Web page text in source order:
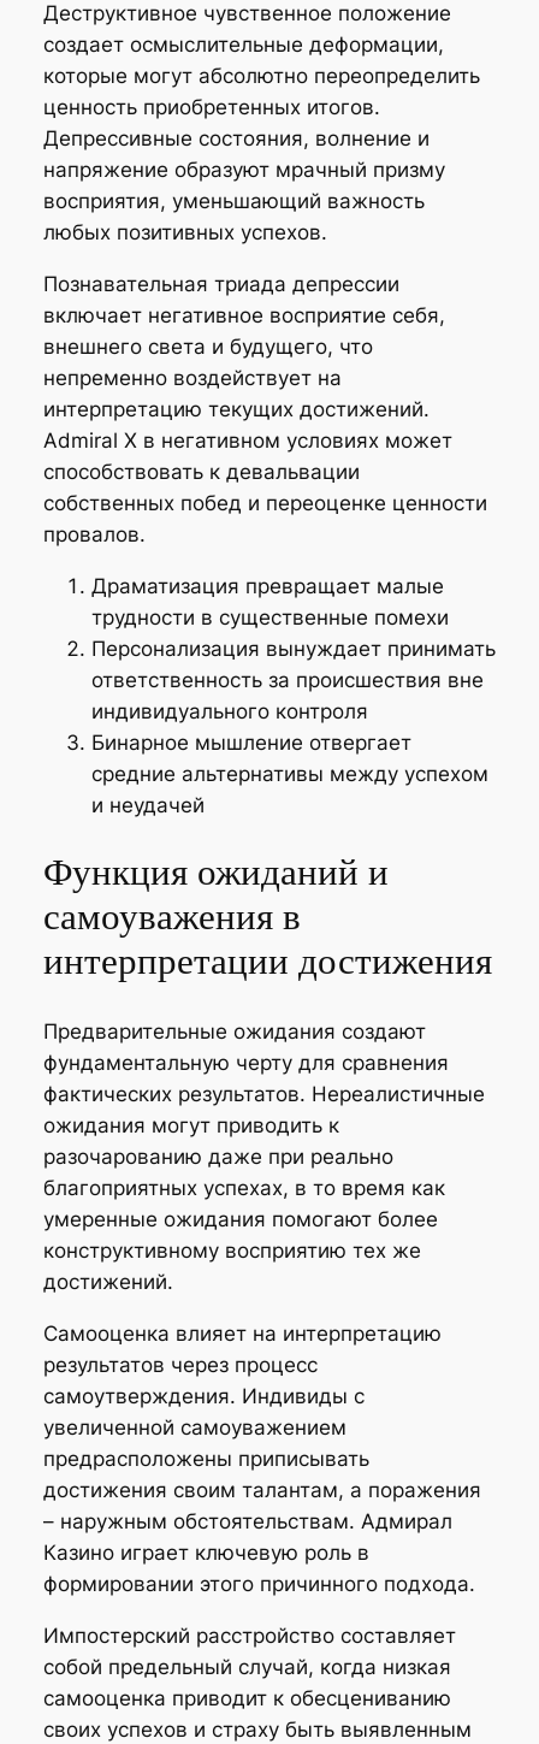
Деструктивное чувственное положение
создает осмыслительные деформации,
которые могут абсолютно переопределить
ценность приобретенных итогов.
Депрессивные состояния, волнение и
напряжение образуют мрачный призму
восприятия, уменьшающий важность
любых позитивных успехов.
Познавательная триада депрессии
включает негативное восприятие себя,
внешнего света и будущего, что
непременно воздействует на
интерпретацию текущих достижений.
Admiral X в негативном условиях может
способствовать к девальвации
собственных побед и переоценке ценности
провалов.
Драматизация превращает малые
трудности в существенные помехи
Персонализация вынуждает принимать
ответственность за происшествия вне
индивидуального контроля
Бинарное мышление отвергает
средние альтернативы между успехом
и неудачей
Функция ожиданий и
самоуважения в
интерпретации достижения
Предварительные ожидания создают
фундаментальную черту для сравнения
фактических результатов. Нереалистичные
ожидания могут приводить к
разочарованию даже при реально
благоприятных успехах, в то время как
умеренные ожидания помогают более
конструктивному восприятию тех же
достижений.
Самооценка влияет на интерпретацию
результатов через процесс
самоутверждения. Индивиды с
увеличенной самоуважением
предрасположены приписывать
достижения своим талантам, а поражения
– наружным обстоятельствам. Адмирал
Казино играет ключевую роль в
формировании этого причинного подхода.
Импостерский расстройство составляет
собой предельный случай, когда низкая
самооценка приводит к обесцениванию
своих успехов и страху быть выявленным